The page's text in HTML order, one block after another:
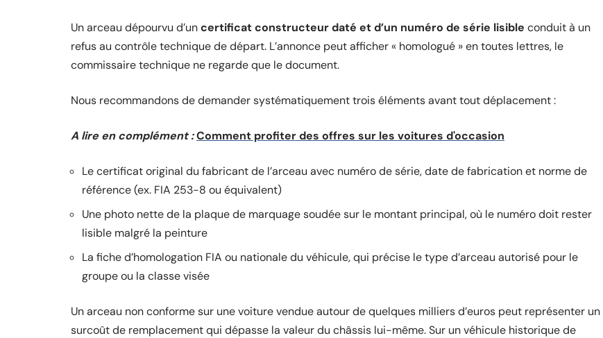
Un arceau dépourvu d’uncertificat constructeur daté et d’un numéro de série lisible conduit à un
refus au contrôle technique de départ. L’annonce peut afficher « homologué » en toutes lettres, le
commissaire technique ne regarde que le document.
Nous recommandons de demander systématiquement trois éléments avant tout déplacement :
A lire en complément :Comment profiter des offres sur les voitures d'occasion
Le certificat original du fabricant de l’arceau avec numéro de série, date de fabrication et norme de
référence (ex. FIA 253-8 ou équivalent)
Une photo nette de la plaque de marquage soudée sur le montant principal, où le numéro doit rester
lisible malgré la peinture
La fiche d’homologation FIA ou nationale du véhicule, qui précise le type d’arceau autorisé pour le
groupe ou la classe visée
Un arceau non conforme sur une voiture vendue autour de quelques milliers d’euros peut représenter un
surcoût de remplacement qui dépasse la valeur du châssis lui-même. Sur un véhicule historique de